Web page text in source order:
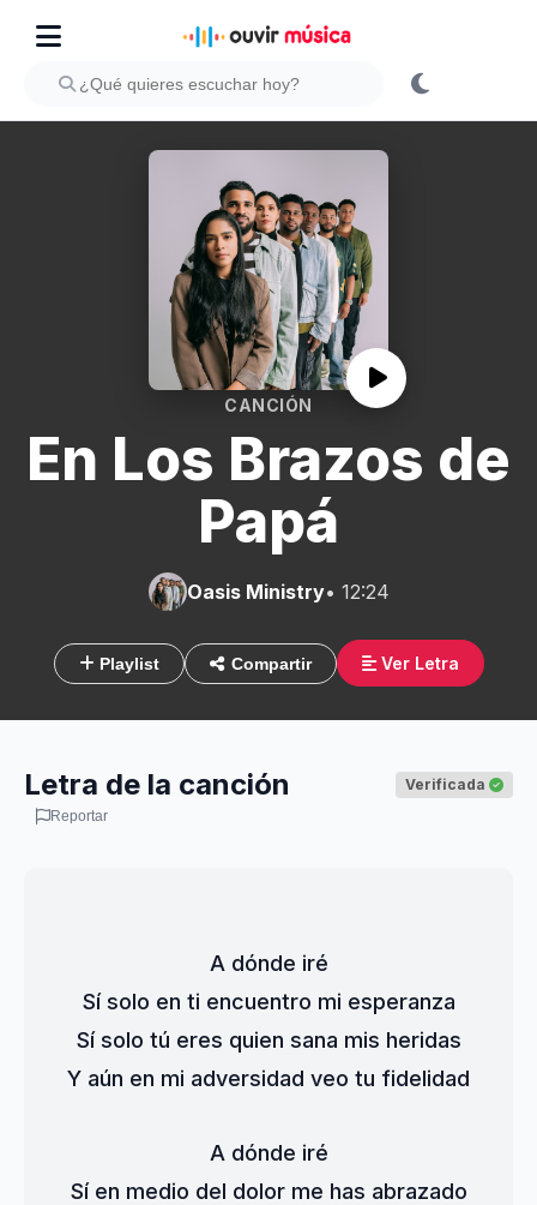
CANCIÓN
En Los Brazos de
Papá
Oasis Ministry• 12:24
Playlist Compartir Ver Letra
Letra de la canción Verificada
Reportar
A dónde iré
Sí solo en ti encuentro mi esperanza
Sí solo tú eres quien sana mis heridas
Y aún en mi adversidad veo tu fidelidad
A dónde iré
Sí en medio del dolor me has abrazado